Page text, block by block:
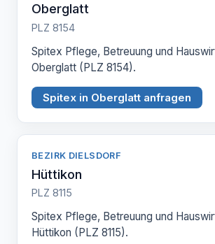
Oberglatt
PLZ 8154
Spitex Pflege, Betreuung und
Oberglatt (PLZ 8154).
Spitex in Oberglatt anfragen
BEZIRK DIELSDORF
Hüttikon
PLZ 8115
Spitex Pflege, Betreuung und
Hüttikon (PLZ 8115).